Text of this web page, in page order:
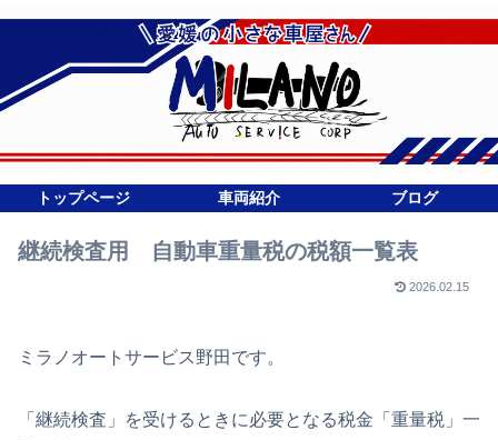
トップページ 車両紹介 ブログ
継続検査用 自動車重量税の税額一覧表
2026.02.15
ミラノオートサービス野田です。
「継続検査」を受けるときに必要となる税金「重量税」一